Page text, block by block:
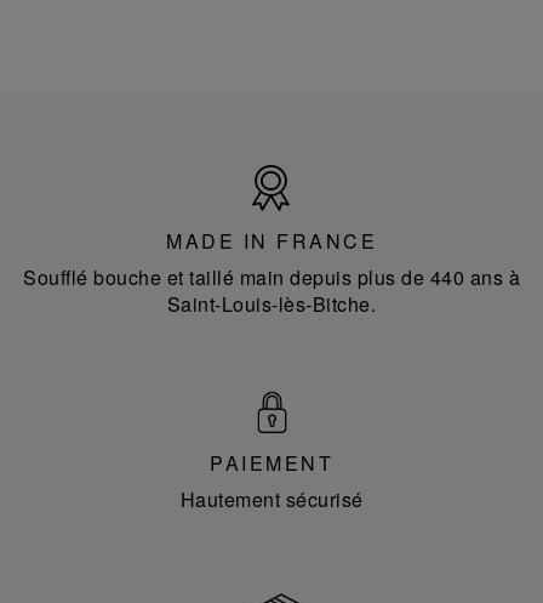
France
MADE IN FRANCE
Soufflé bouche et taillé main depuis plus de 440 ans à
Saint-Louis-lès-Bitche.
PAIEMENT
Hautement sécurisé